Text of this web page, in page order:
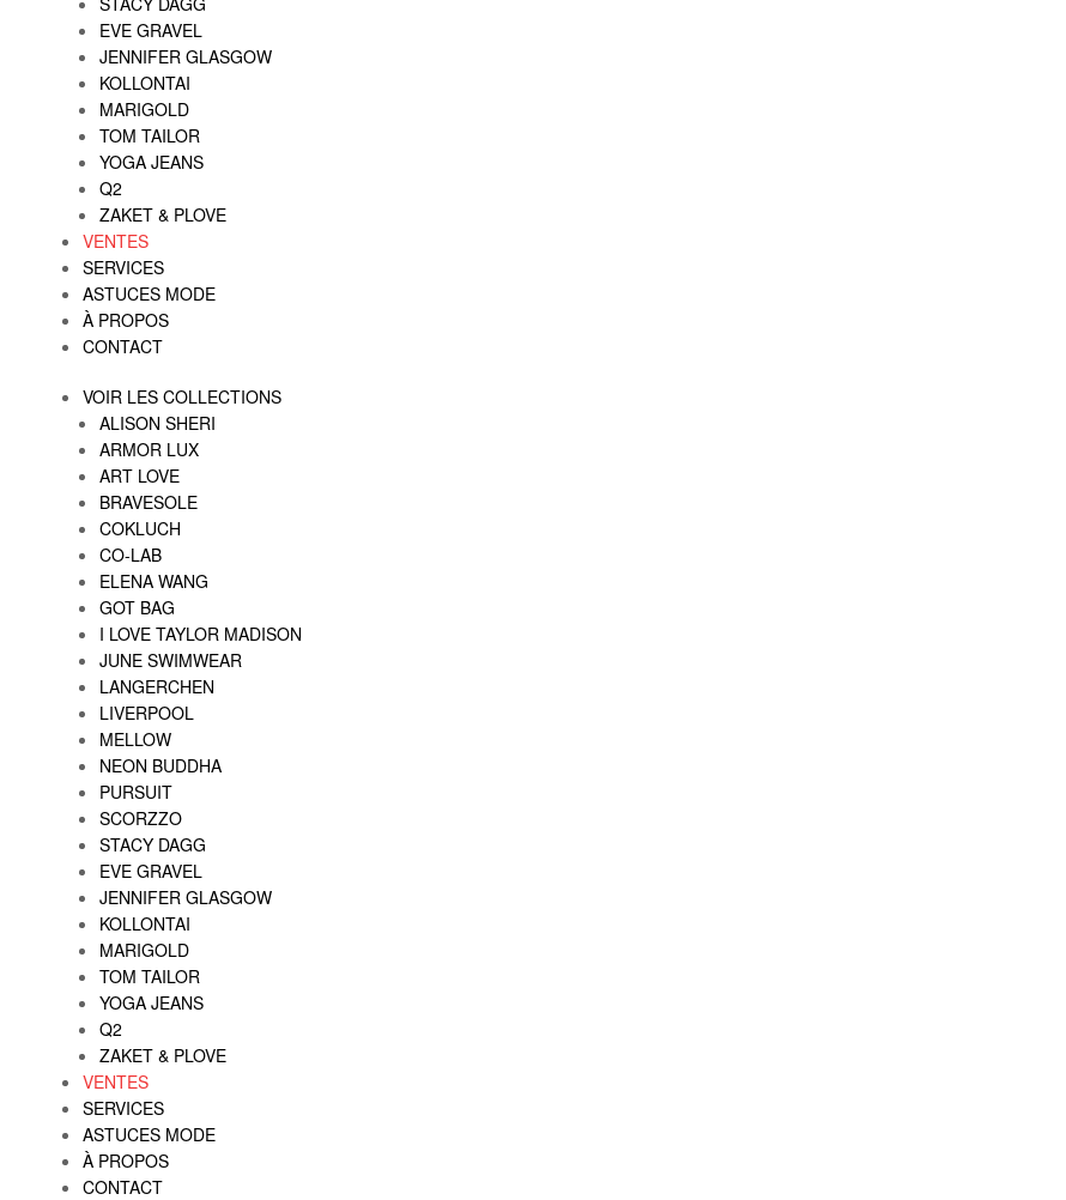
EVE GRAVEL
JENNIFER GLASGOW
KOLLONTAI
MARIGOLD
TOM TAILOR
YOGA JEANS
Q2
ZAKET & PLOVE
VENTES
SERVICES
ASTUCES MODE
À PROPOS
CONTACT
VOIR LES COLLECTIONS
ALISON SHERI
ARMOR LUX
ART LOVE
BRAVESOLE
COKLUCH
CO-LAB
ELENA WANG
GOT BAG
I LOVE TAYLOR MADISON
JUNE SWIMWEAR
LANGERCHEN
LIVERPOOL
MELLOW
NEON BUDDHA
PURSUIT
SCORZZO
STACY DAGG
EVE GRAVEL
JENNIFER GLASGOW
KOLLONTAI
MARIGOLD
TOM TAILOR
YOGA JEANS
Q2
ZAKET & PLOVE
VENTES
SERVICES
ASTUCES MODE
À PROPOS
CONTACT